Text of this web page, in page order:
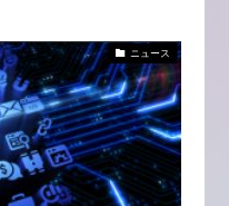
ニュース